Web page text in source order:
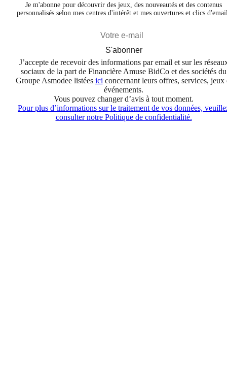
Je m'abonne pour découvrir des jeux, des nouveautés et des contenus
personnalisés selon mes centres d'intérêt et mes ouvertures et clics
S'abonner
J’accepte de recevoir des informations par email et sur les
sociaux de la part de Financière Amuse BidCo et des sociétés du
Groupe Asmodee listées ici concernant leurs offres, services, jeux
événements.
Vous pouvez changer d’avis à tout moment.
Pour plus d’informations sur le traitement de vos données,
consulter notre Politique de confidentialité.